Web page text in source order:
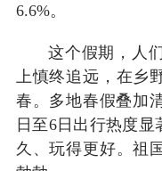
6.6%。
这个假期，人
上慎终追远，在乡
春。多地春假叠加
日至6日出行热度
久、玩得更好。祖